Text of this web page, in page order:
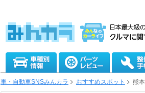
車・自動車SNSみんカラ おすすめスポット 熊